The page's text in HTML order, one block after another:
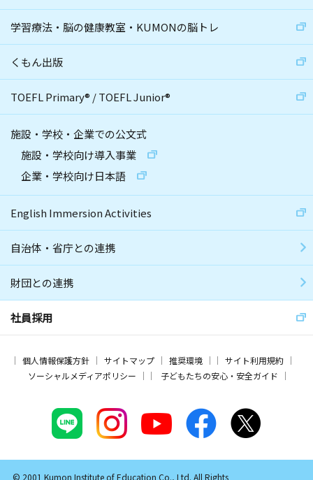
学習療法・脳の健康教室・KUMONの脳トレ
くもん出版
TOEFL Primary® /TOEFL Junior®
施設・学校・企業での公文式
施設・学校向け導入事業
企業・学校向け日本語
English Immersion Activities
自治体・省庁との連携
財団との連携
社員採用
個人情報保護方針 サイトマップ 推奨環境
サイト利用規約
ソーシャルメディアポリシー
子どもたちの安心・安全ガイド
© 2001 Kumon Institute of Education Co., Ltd. All Rights